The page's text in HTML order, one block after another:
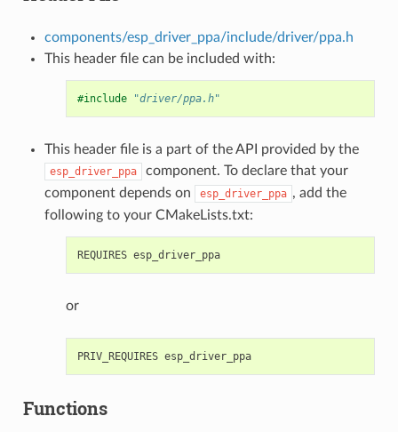
components/esp_driver_ppa/include/driver/ppa.h
This header file can be included with:
#include "driver/ppa.h"
This header file is a part of the API provided by the
esp_driver_ppa
component. To declare that your
component depends on
esp_driver_ppa , add the
following to your CMakeLists.txt:
REQUIRES esp_driver_ppa
or
PRIV_REQUIRES esp_driver_ppa
Functions